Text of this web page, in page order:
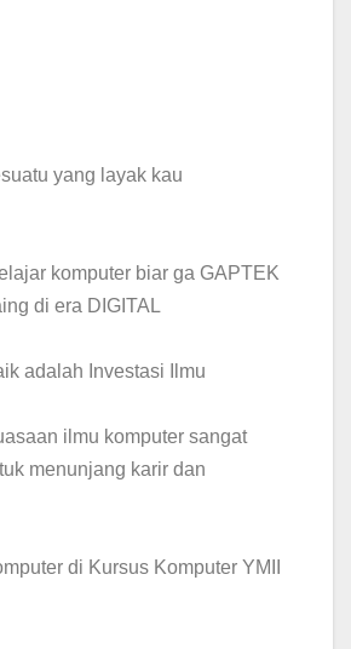
yang layak kau
komputer biar ga GAPTEK
di era DIGITAL
adalah Investasi Ilmu
ilmu komputer sangat
menunjang karir dan
di Kursus Komputer YMII